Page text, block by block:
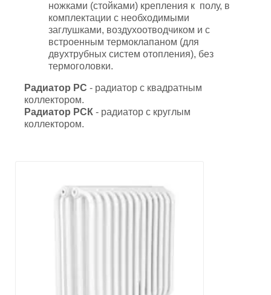
ножками (стойками) крепления к полу, в
комплектации с необходимыми
заглушками, воздухоотводчиком и с
встроенным термоклапаном (для
двухтрубных систем отопления), без
термоголовки.
Радиатор РС - радиатор с квадратным
коллектором.
Радиатор РСК - радиатор с круглым
коллектором.